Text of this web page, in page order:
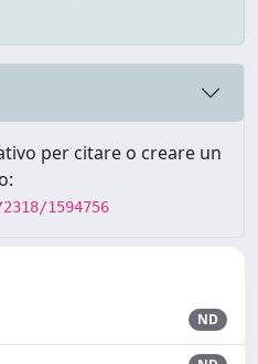
per citare o creare un
1594756
ND